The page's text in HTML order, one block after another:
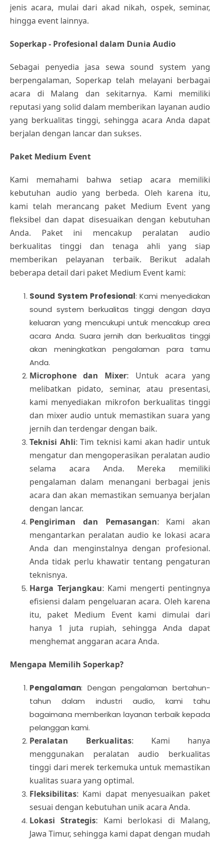
jenis acara, mulai dari akad nikah, ospek, seminar,
hingga event lainnya.
Soperkap - Profesional dalam Dunia Audio
Sebagai penyedia jasa sewa sound system yang
berpengalaman, Soperkap telah melayani berbagai
acara di Malang dan sekitarnya. Kami memiliki
reputasi yang solid dalam memberikan layanan audio
yang berkualitas tinggi, sehingga acara Anda dapat
berjalan dengan lancar dan sukses.
Paket Medium Event
Kami memahami bahwa setiap acara memiliki
kebutuhan audio yang berbeda. Oleh karena itu,
kami telah merancang paket Medium Event yang
fleksibel dan dapat disesuaikan dengan kebutuhan
Anda. Paket ini mencakup peralatan audio
berkualitas tinggi dan tenaga ahli yang siap
memberikan pelayanan terbaik. Berikut adalah
beberapa detail dari paket Medium Event kami:
Sound System Profesional: Kami menyediakan
sound system berkualitas tinggi dengan daya
keluaran yang mencukupi untuk mencakup area
acara Anda. Suara jernih dan berkualitas tinggi
akan meningkatkan pengalaman para tamu
Anda.
Microphone dan Mixer: Untuk acara yang
melibatkan pidato, seminar, atau presentasi,
kami menyediakan mikrofon berkualitas tinggi
dan mixer audio untuk memastikan suara yang
jernih dan terdengar dengan baik.
Teknisi Ahli: Tim teknisi kami akan hadir untuk
mengatur dan mengoperasikan peralatan audio
selama acara Anda. Mereka memiliki
pengalaman dalam menangani berbagai jenis
acara dan akan memastikan semuanya berjalan
dengan lancar.
Pengiriman dan Pemasangan: Kami akan
mengantarkan peralatan audio ke lokasi acara
Anda dan menginstalnya dengan profesional.
Anda tidak perlu khawatir tentang pengaturan
teknisnya.
Harga Terjangkau: Kami mengerti pentingnya
efisiensi dalam pengeluaran acara. Oleh karena
itu, paket Medium Event kami dimulai dari
hanya 1 juta rupiah, sehingga Anda dapat
menghemat anggaran acara Anda.
Mengapa Memilih Soperkap?
Pengalaman: Dengan pengalaman bertahun-
tahun dalam industri audio, kami tahu
bagaimana memberikan layanan terbaik kepada
pelanggan kami.
Peralatan Berkualitas: Kami hanya
menggunakan peralatan audio berkualitas
tinggi dari merek terkemuka untuk memastikan
kualitas suara yang optimal.
Fleksibilitas: Kami dapat menyesuaikan paket
sesuai dengan kebutuhan unik acara Anda.
Lokasi Strategis: Kami berlokasi di Malang,
Jawa Timur, sehingga kami dapat dengan mudah